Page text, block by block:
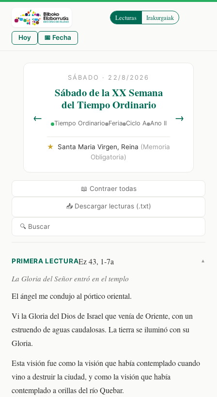
Lecturas Irakurgaiak
Hoy 📅 Fecha
← →
SÁBADO · 22/8/2026
Sábado de la XX Semana
del Tiempo Ordinario
Tiempo Ordinario Feria Ciclo A Ano II
★ Santa Maria Virgen, Reina (Memoria
Obligatoria)
📖 Contraer todas
📥 Descargar lecturas (.txt)
🔍 Buscar
PRIMERA LECTURAEz 43, 1-7a ▼
La Gloria del Señor entró en el templo
El ángel me condujo al pórtico oriental.
Vi la Gloria del Dios de Israel que venía de Oriente, con un
estruendo de aguas caudalosas. La tierra se iluminó con su
Gloria.
Esta visión fue como la visión que había contemplado cuando
vino a destruir la ciudad, y como la visión que había
contemplado a orillas del río Quebar.